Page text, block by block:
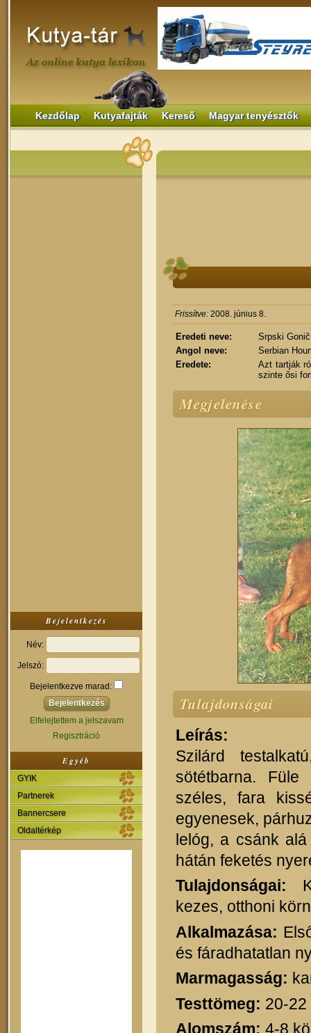
Kezdőlap Kutyafajták Kereső Magyar tenyésztők
Bejelentkezés
Név:
Jelszó:
Bejelentkezve marad:
Elfelejtettem a jelszavam
Regisztráció
Egyéb
GYIK
Partnerek
Bannercsere
Oldaltérkép
Frissítve: 2008. június 8.
Eredeti neve:
Srpski Gonič
Angol neve:
Serbian
Eredete:
Azt tartják
szinte ősi
Megjelenése
Tulajdonságai
Leírás:
Szilárd
sötétbarna.
széles, fara
egyenesek,
lelóg, a csánk
hátán feketés
Tulajdonságai:
kezes, otthoni
Alkalmazása:
és fáradhatatlan
Marmagasság:
Testtömeg: 20-22
Alomszám: 4-8